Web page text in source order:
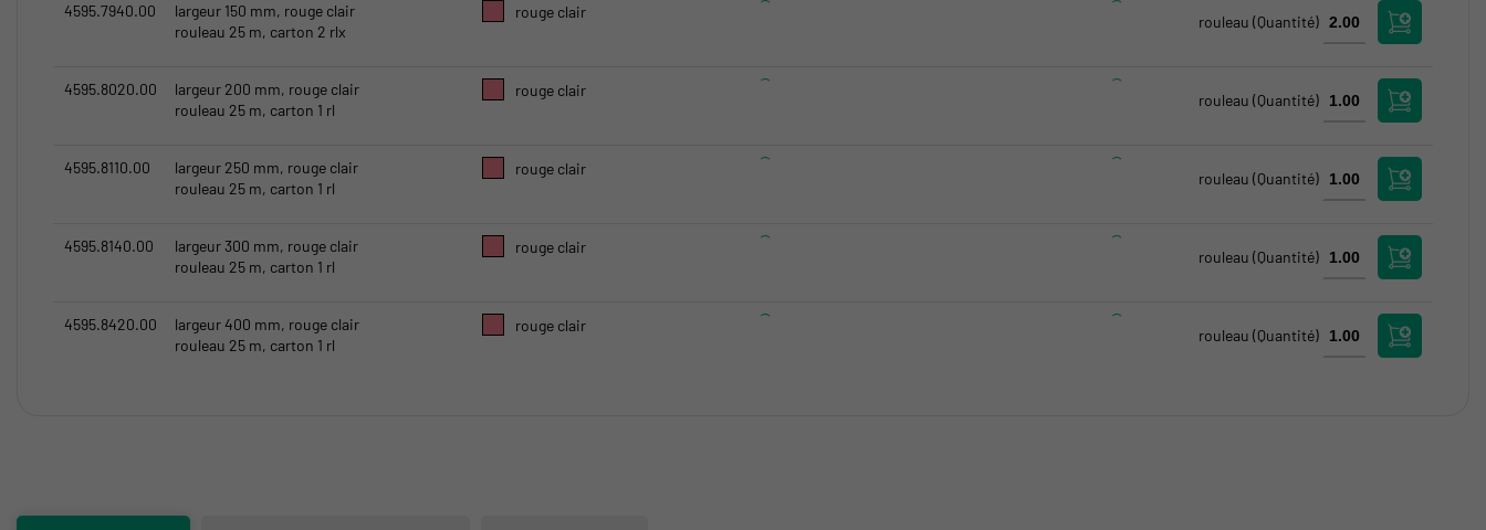
4595.7940.00
largeur 150 mm, rouge clair
rouleau 25 m, carton 2 rlx
rouge clair
rouleau (Quantité)
4595.8020.00
largeur 200 mm, rouge clair
rouleau 25 m, carton 1 rl
rouge clair
rouleau (Quantité)
4595.8110.00
largeur 250 mm, rouge clair
rouleau 25 m, carton 1 rl
rouge clair
rouleau (Quantité)
4595.8140.00
largeur 300 mm, rouge clair
rouleau 25 m, carton 1 rl
rouge clair
rouleau (Quantité)
4595.8420.00
largeur 400 mm, rouge clair
rouleau 25 m, carton 1 rl
rouge clair
rouleau (Quantité)